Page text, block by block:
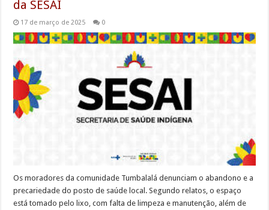
da SESAI
17 de março de 2025 0
Os moradores da comunidade Tumbalalá denunciam o abandono e a
precariedade do posto de saúde local. Segundo relatos, o espaço
está tomado pelo lixo, com falta de limpeza e manutenção, além de